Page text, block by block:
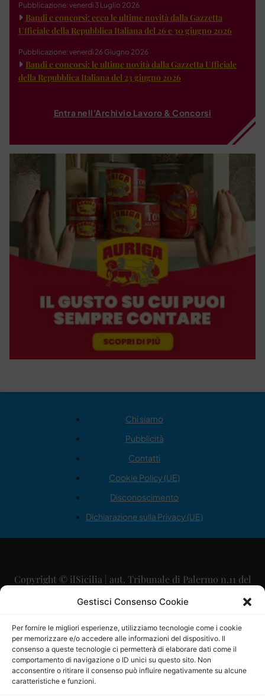
Gestisci Consenso Cookie
Per fornire le migliori esperienze, utilizziamo tecnologie come i cookie
per memorizzare e/o accedere alle informazioni del dispositivo. Il
consenso a queste tecnologie ci permetterà di elaborare dati come il
comportamento di navigazione o ID unici su questo sito. Non
acconsentire o ritirare il consenso può influire negativamente su alcune
caratteristiche e funzioni.
Pubblicazione: venerdì 3 Luglio 2026
Bandi e concorsi: ecco le ultime novità dalla Gazzetta
Ufficiale della Repubblica Italiana del 26 e 30 giugno 2026
Pubblicazione: venerdì 26 Giugno 2026
Bandi e concorsi: le ultime novità dalla Gazzetta Ufficiale
della Repubblica Italiana del 23 giugno 2026
Entra nell'Archivio Lavoro & Concorsi
Chi siamo
Pubblicità
Contatti
Cookie Policy (UE)
Disconoscimento
Dichiarazione sulla Privacy (UE)
Copyright © ilSicilia | aut. Tribunale di Palermo n.11 del
29/09/2015
Direttore Editoriale: Maurizio Scaglione
Direttore Responsabile: Maria Calabrese